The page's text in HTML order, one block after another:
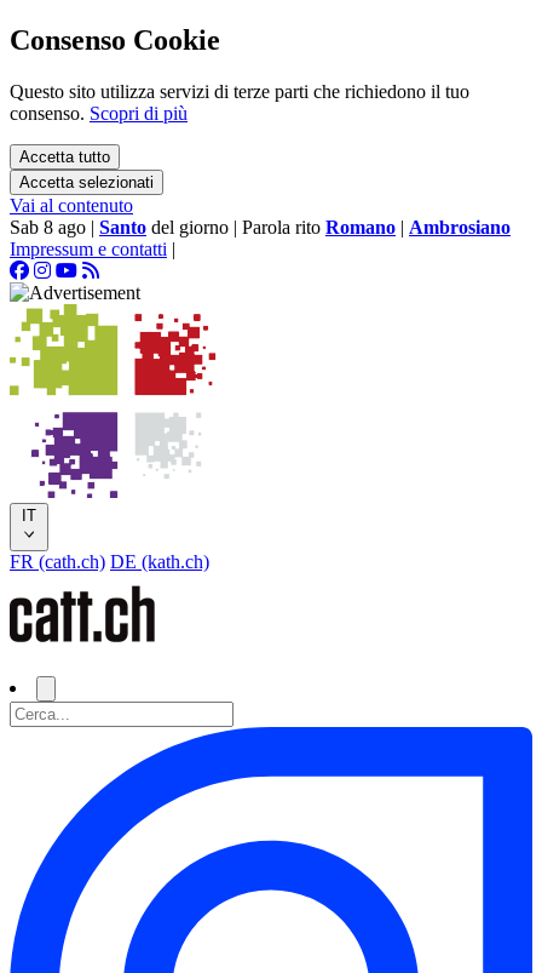
Consenso Cookie
Questo sito utilizza servizi di terze parti che richiedono il tuo
consenso. Scopri di più
Accetta tutto
Accetta selezionati
Vai al contenuto
Sab 8 ago | Santo del giorno | Parola rito Romano | Ambrosiano
Impressum e contatti |
IT
FR (cath.ch) DE (kath.ch)